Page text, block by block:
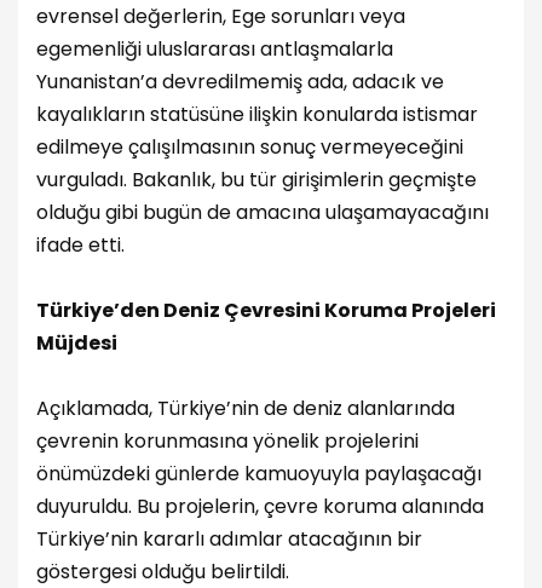
evrensel değerlerin, Ege sorunları veya
egemenliği uluslararası antlaşmalarla
Yunanistan’a devredilmemiş ada, adacık ve
kayalıkların statüsüne ilişkin konularda istismar
edilmeye çalışılmasının sonuç vermeyeceğini
vurguladı. Bakanlık, bu tür girişimlerin geçmişte
olduğu gibi bugün de amacına ulaşamayacağını
ifade etti.
Türkiye’den Deniz Çevresini Koruma Projeleri
Müjdesi
Açıklamada, Türkiye’nin de deniz alanlarında
çevrenin korunmasına yönelik projelerini
önümüzdeki günlerde kamuoyuyla paylaşacağı
duyuruldu. Bu projelerin, çevre koruma alanında
Türkiye’nin kararlı adımlar atacağının bir
göstergesi olduğu belirtildi.